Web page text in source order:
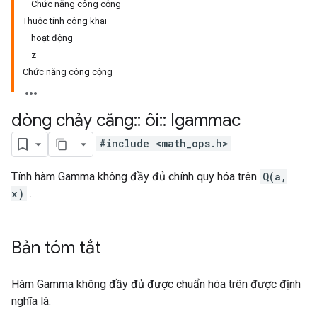
Chức năng công cộng
Thuộc tính công khai
hoạt động
z
Chức năng công cộng
dòng chảy căng:: ôi:: Igammac
#include <math_ops.h>
Tính hàm Gamma không đầy đủ chính quy hóa trên Q(a,
x) .
Bản tóm tắt
Hàm Gamma không đầy đủ được chuẩn hóa trên được định
nghĩa là: